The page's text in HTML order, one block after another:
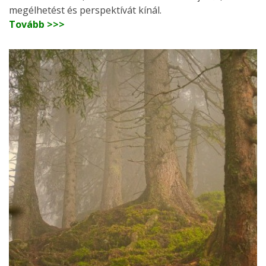
megélhetést és perspektívát kínál.
Tovább >>>